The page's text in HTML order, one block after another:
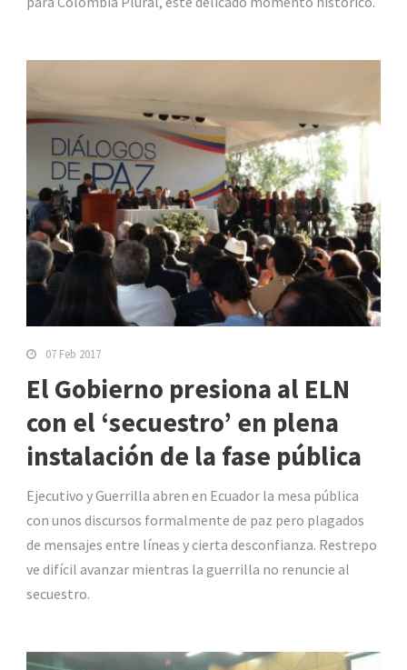
07 Feb 2017
El Gobierno presiona al ELN
con el ‘secuestro’ en plena
instalación de la fase pública
Ejecutivo y Guerrilla abren en Ecuador la mesa pública
con unos discursos formalmente de paz pero plagados
de mensajes entre líneas y cierta desconfianza. Restrepo
ve difícil avanzar mientras la guerrilla no renuncie al
secuestro.